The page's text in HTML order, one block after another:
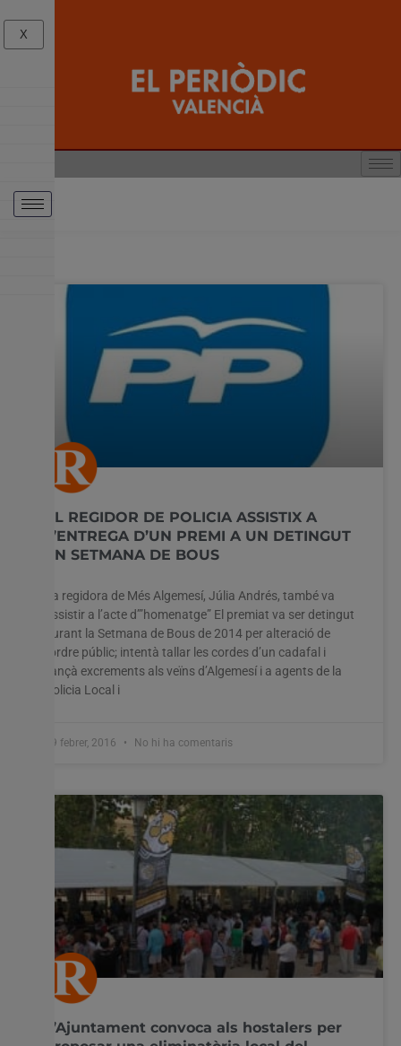
EL REGIDOR DE POLICIA ASSISTIX A
L’ENTREGA D’UN PREMI A UN DETINGUT
EN SETMANA DE BOUS
La regidora de Més Algemesí, Júlia Andrés, també va
assistir a l’acte d’”homenatge” El premiat va ser detingut
durant la Setmana de Bous de 2014 per alteració de
l’ordre públic; intentà tallar les cordes d’un cadafal i
llançà excrements als veïns d’Algemesí i a agents de la
Policia Local i
19 febrer, 2016 No hi ha comentaris
L’Ajuntament convoca als hostalers per